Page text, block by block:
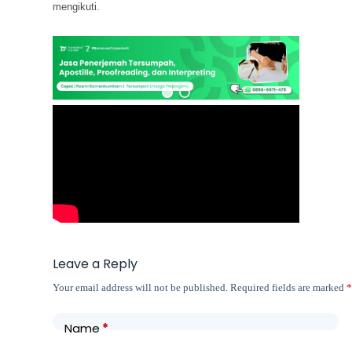
mengikuti.
Leave a Reply
Your email address will not be published. Required fields are marked*
Name*